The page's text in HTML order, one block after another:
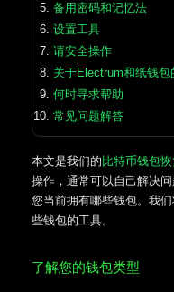
备用密码和记忆法
设置工具
请安全操作
关于Electrum和纸钱包
何时寻求帮助
常见问题解答
本文是我们的比特币钱包恢
操作，通常可以自己解决
您当前拥有哪些钱包。我
些钱包的工具。
了解您的钱包类型